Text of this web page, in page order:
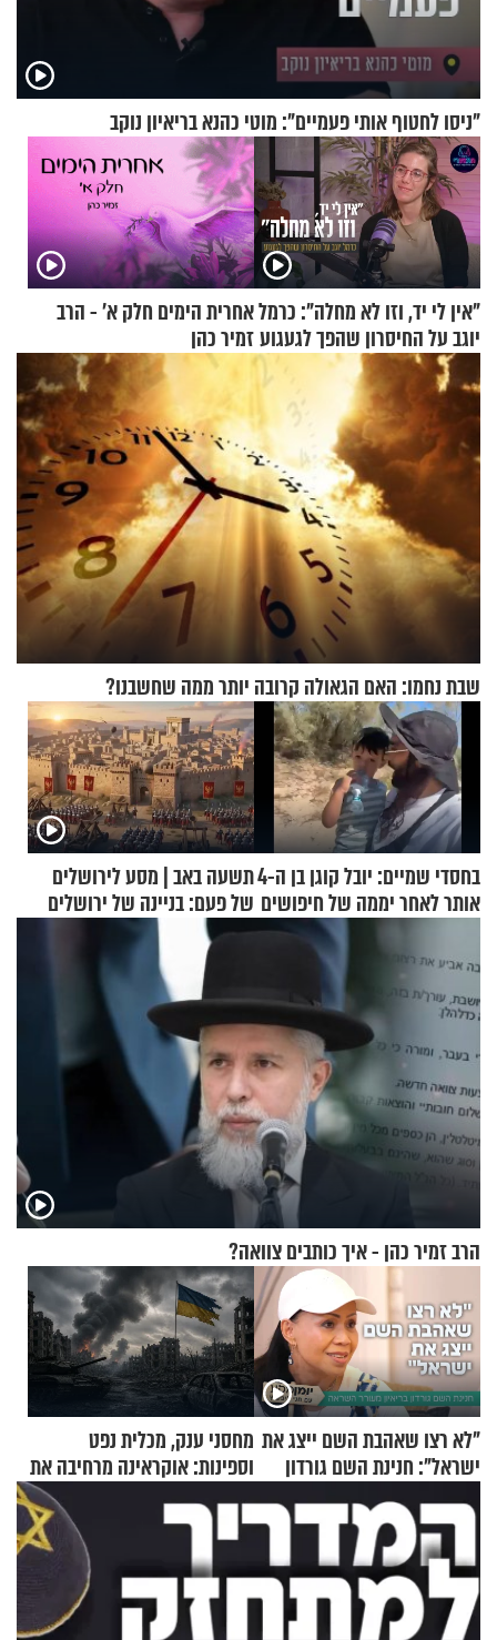
"ניסו לחטוף אותי פעמיים": מוטי כהנא בריאיון נוקב
"אין לי יד, וזו לא מחלה": כרמל
יוגב על החיסרון שהפך לגעגוע
אחרית הימים חלק א’ - הרב
זמיר כהן
שבת נחמו: האם הגאולה קרובה יותר ממה שחשבנו?
בחסדי שמיים: יובל קוגן בן ה-4
אותר לאחר יממה של חיפושים
תשעה באב | מסע לירושלים
של פעם: בניינה של ירושלים
הרב זמיר כהן - איך כותבים צוואה?
"לא רצו שאהבת השם ייצג את
ישראל": חנינת השם גורדון
בריאיון מעורר השראה
מחסני ענק, מכלית נפט
וספינות: אוקראינה מרחיבה את
התקיפות בעומק רוסיה